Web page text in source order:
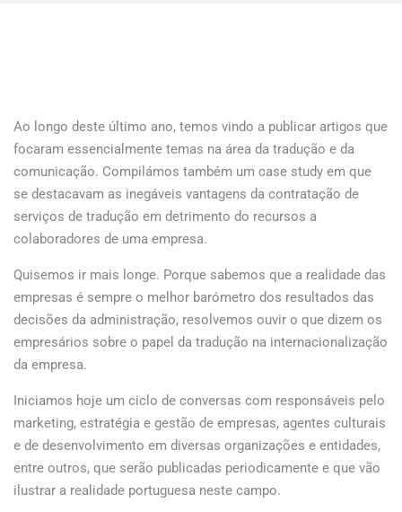
Ao longo deste último ano, temos vindo a publicar artigos que
focaram essencialmente temas na área da tradução e da
comunicação. Compilámos também um case study em que
se destacavam as inegáveis vantagens da contratação de
serviços de tradução em detrimento do recursos a
colaboradores de uma empresa.
Quisemos ir mais longe. Porque sabemos que a realidade das
empresas é sempre o melhor barómetro dos resultados das
decisões da administração, resolvemos ouvir o que dizem os
empresários sobre o papel da tradução na internacionalização
da empresa.
Iniciamos hoje um ciclo de conversas com responsáveis pelo
marketing, estratégia e gestão de empresas, agentes culturais
e de desenvolvimento em diversas organizações e entidades,
entre outros, que serão publicadas periodicamente e que vão
ilustrar a realidade portuguesa neste campo.